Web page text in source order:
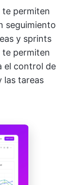
te permiten
seguimiento
y sprints
te permiten
el control de
las tareas